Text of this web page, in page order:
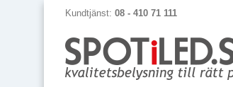
Kundtjänst: 08 - 410 71 111